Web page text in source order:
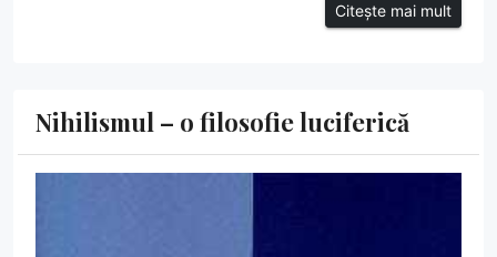
Citește mai mult
Nihilismul – o filosofie luciferică